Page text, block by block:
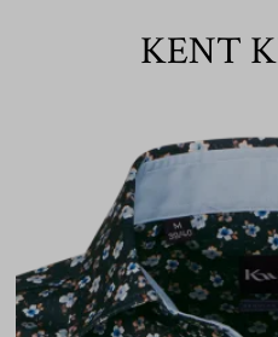
KENT